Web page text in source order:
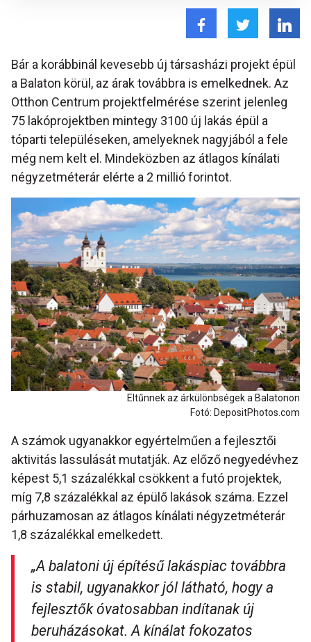
Bár a korábbinál kevesebb új társasházi projekt épül
a Balaton körül, az árak továbbra is emelkednek. Az
Otthon Centrum projektfelmérése szerint jelenleg
75 lakóprojektben mintegy 3100 új lakás épül a
tóparti településeken, amelyeknek nagyjából a fele
még nem kelt el. Mindeközben az átlagos kínálati
négyzetméterár elérte a 2 millió forintot.
Eltűnnek az árkülönbségek a Balatonon
Fotó: DepositPhotos.com
A számok ugyanakkor egyértelműen a fejlesztői
aktivitás lassulását mutatják. Az előző negyedévhez
képest 5,1 százalékkal csökkent a futó projektek,
míg 7,8 százalékkal az épülő lakások száma. Ezzel
párhuzamosan az átlagos kínálati négyzetméterár
1,8 százalékkal emelkedett.
„A balatoni új építésű lakáspiac továbbra
is stabil, ugyanakkor jól látható, hogy a
fejlesztők óvatosabban indítanak új
beruházásokat. A kínálat fokozatos